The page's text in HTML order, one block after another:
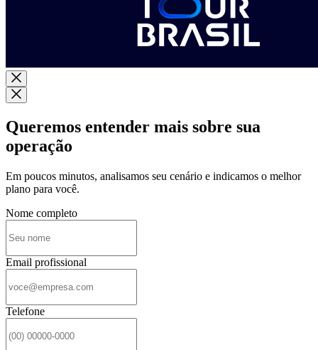
Queremos entender mais sobre sua
operação
Em poucos minutos, analisamos seu cenário e indicamos o melhor
plano para você.
Nome completo
Email profissional
Telefone